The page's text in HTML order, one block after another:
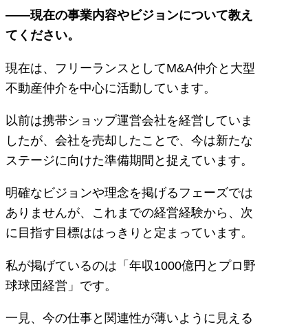
――現在の事業内容やビジョンについて教え
てください。
現在は、フリーランスとしてM&A仲介と大型
不動産仲介を中心に活動しています。
以前は携帯ショップ運営会社を経営していま
したが、会社を売却したことで、今は新たな
ステージに向けた準備期間と捉えています。
明確なビジョンや理念を掲げるフェーズでは
ありませんが、これまでの経営経験から、次
に目指す目標ははっきりと定まっています。
私が掲げているのは「年収1000億円とプロ野
球球団経営」です。
一見、今の仕事と関連性が薄いように見える